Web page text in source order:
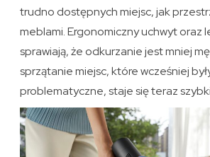
trudno dostępnych miejsc, jak
meblami. Ergonomiczny uchwyt oraz
sprawiają, że odkurzanie jest mniej
sprzątanie miejsc, które wcześniej
problematyczne, staje się teraz